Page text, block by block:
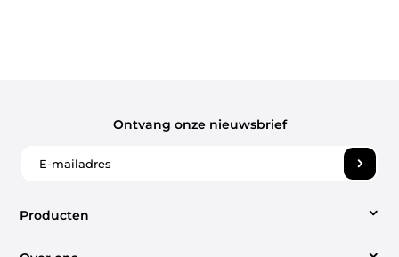
Producten
Ontvang onze nieuwsbrief